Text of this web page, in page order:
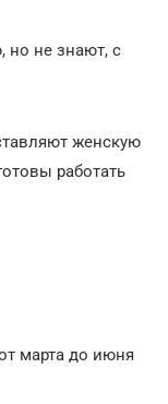
но не знают, с
женскую
работать
марта до июня